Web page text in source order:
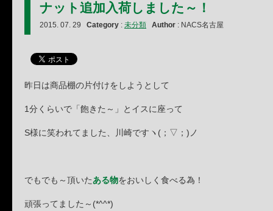
ナット追加入荷しました～！
2015. 07. 29 Category : 未分類 Author : NACS名古屋
昨日は商品棚の片付けをしようとして
1分くらいで「飽きた～」とイスに座って
S様に笑われてました、川崎ですヽ(；▽；)ノ
でもでも～頂いたある物をおいしく食べる為！
頑張ってました～(*^^*)